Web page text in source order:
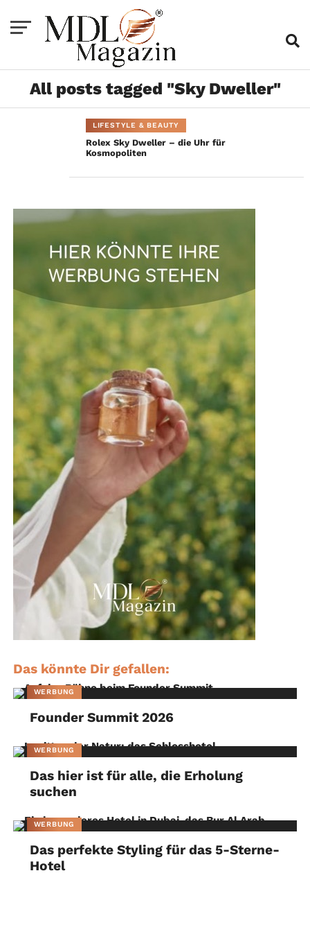
All posts tagged "Sky Dweller"
LIFESTYLE & BEAUTY
Rolex Sky Dweller – die Uhr für
Kosmopoliten
Das könnte Dir gefallen:
WERBUNG
Founder Summit 2026
WERBUNG
Das hier ist für alle, die Erholung
suchen
WERBUNG
Das perfekte Styling für das 5-Sterne-
Hotel